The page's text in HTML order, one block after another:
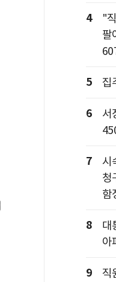
4
"
팔
5 집
6
서
7
시
청
함
8
대
아
9
직